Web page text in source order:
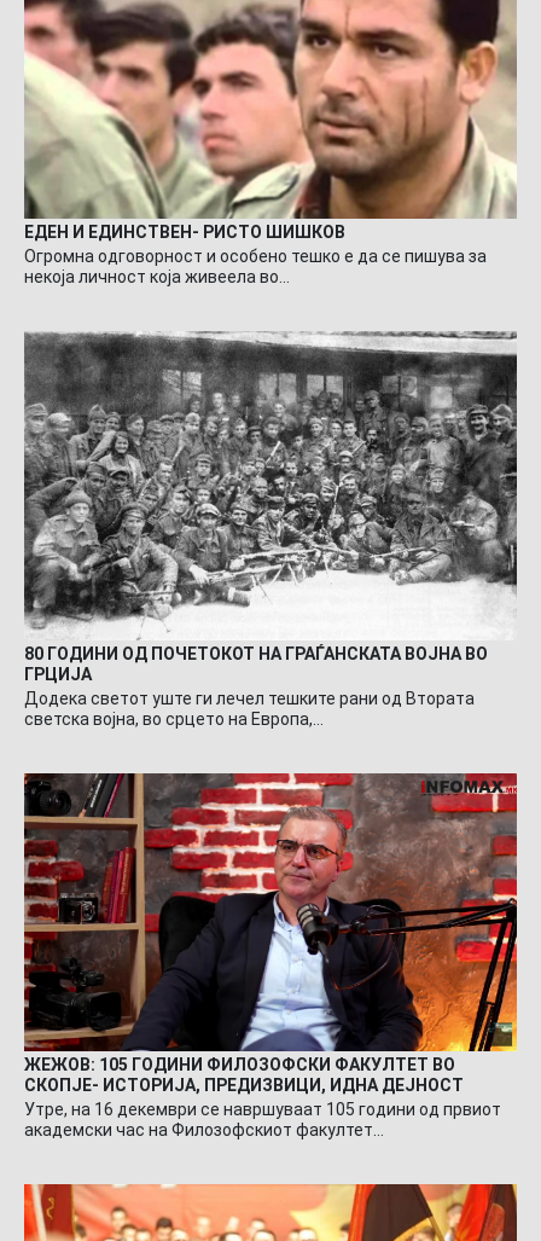
ЕДЕН И ЕДИНСТВЕН- РИСТО ШИШКОВ
Огромна одговорност и особено тешко е да се пишува за
некоја личност која живеела во…
80 ГОДИНИ ОД ПОЧЕТОКОТ НА ГРАЃАНСКАТА ВОЈНА ВО
ГРЦИЈА
Додека светот уште ги лечел тешките рани од Втората
светска војна, во срцето на Европа,…
ЖЕЖОВ: 105 ГОДИНИ ФИЛОЗОФСКИ ФАКУЛТЕТ ВО
СКОПЈЕ- ИСТОРИЈА, ПРЕДИЗВИЦИ, ИДНА ДЕЈНОСТ
Утре, на 16 декември се навршуваат 105 години од првиот
академски час на Филозофскиот факултет…